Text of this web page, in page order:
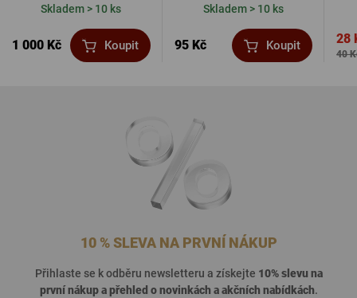
Skladem > 10 ks
1 000 Kč Koupit
Skladem > 10 ks
95 Kč Koupit
40
28
10 % SLEVA NA PRVNÍ NÁKUP
Přihlaste se k odběru newsletteru a získejte 10% slevu na
první nákup a přehled o novinkách a akčních nabídkách.